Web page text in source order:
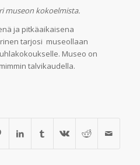
museon kokoelmista.
ja pitkäaikaisena
tarjosi museollaan
Museo on
talvikaudella.